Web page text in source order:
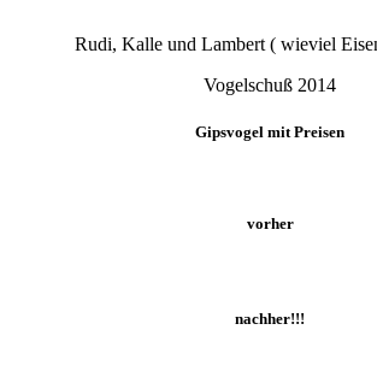
Rudi, Kalle und Lambert ( wieviel
Vogelschuß 2014
Gipsvogel mit Preisen
vorher
nachher!!!